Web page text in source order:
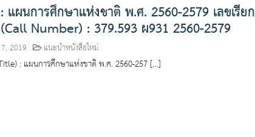
ผนการศึกษาแห่งชาติ พ.ศ. 2560-2579 เลขเรียก
Number) : 379.593 ผ931 2560-2579
2019 แนะนำหนังสือใหม่
: แผนการศึกษาแห่งชาติ พ.ศ. 2560-257 […]